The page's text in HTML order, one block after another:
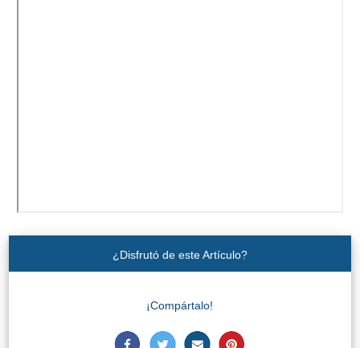
¿Disfrutó de este Artículo?
¡Compártalo!